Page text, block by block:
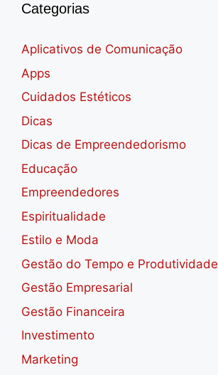
Categorias
Aplicativos de Comunicação
Apps
Cuidados Estéticos
Dicas
Dicas de Empreendedorismo
Educação
Empreendedores
Espiritualidade
Estilo e Moda
Gestão do Tempo e Produtividade
Gestão Empresarial
Gestão Financeira
Investimento
Marketing